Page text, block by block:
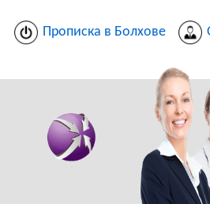
Прописка в Болхове